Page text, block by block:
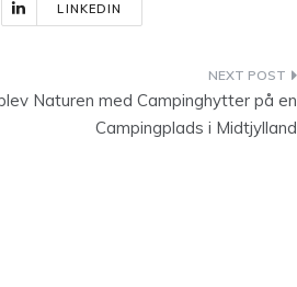
LINKEDIN
Naturen med Campinghytter på en
Campingplads i Midtjylland